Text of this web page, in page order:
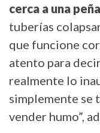
cerca a una
tuberías
que funcione
atento para
realmente lo
simplemente se
vender humo”,